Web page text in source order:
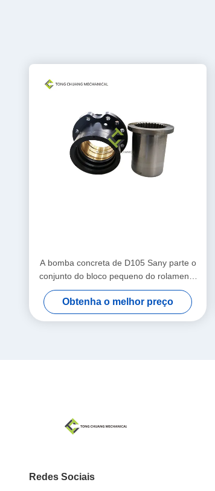
A bomba concreta de D105 Sany parte o
conjunto do bloco pequeno do rolamento
da extremidade
Obtenha o melhor preço
Redes Sociais